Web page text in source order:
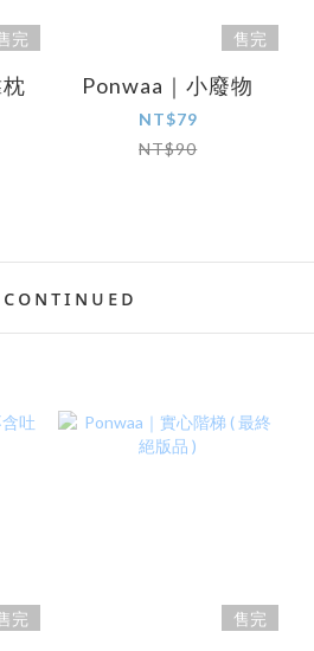
完 售完
Ponwaa｜小廢物
NT$79
NT$90
ᴄ ᴏ ɴ ᴛ ɪ ɴ ᴜ ᴇ ᴅ
完 售完